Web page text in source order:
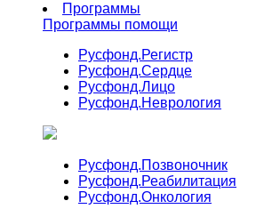
Программы
Программы помощи
Русфонд.Регистр
Русфонд.Сердце
Русфонд.Лицо
Русфонд.Неврология
Русфонд.Позвоночник
Русфонд.Реабилитация
Русфонд.Онкология